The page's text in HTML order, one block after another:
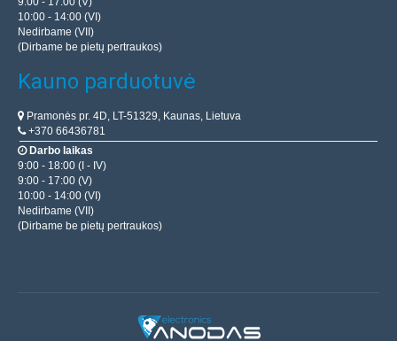
10:00 - 14:00 (VI)
Nedirbame (VII)
(Dirbame be pietų pertraukos)
Kauno parduotuvė
Pramonės pr. 4D, LT-51329, Kaunas, Lietuva
+370 66436781
Darbo laikas
9:00 - 18:00 (I - IV)
9:00 - 17:00 (V)
10:00 - 14:00 (VI)
Nedirbame (VII)
(Dirbame be pietų pertraukos)